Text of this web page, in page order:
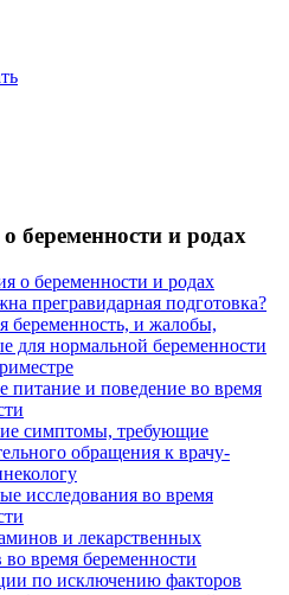
беременности и родах
о беременности и родах
прегравидарная подготовка?
беременность, и жалобы,
для нормальной беременности
питание и поведение во время
симптомы, требующие
обращения к врачу-
исследования во время
и лекарственных
во время беременности
по исключению факторов